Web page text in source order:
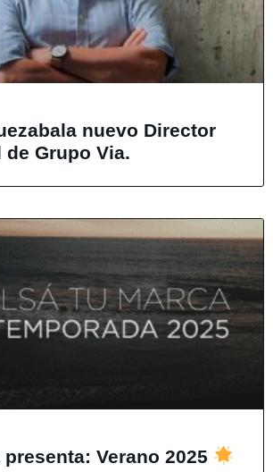
nuevo Director
de Grupo Via.
Verano 2025